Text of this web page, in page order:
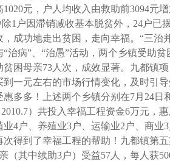
1020元，户人均收入由救助前3094元增
除1 户因滞销减收基本脱贫外， 24户已
，成功地走出贫困，走向幸福。“三
“治病”、“治愚”活动，两个乡镇受助
贫困母亲73 人次，成效显著。九都镇
到一元左右的市场行情变化，及时引
惠多多！上述两个乡镇分别在7月 24日
2010.7）共投入幸福工程资金6万元，惠
业4户、养殖业3户、运输业2 户、商业3
次得到了幸福工程的帮助！九都镇第
（其中续助3户）受益57 人，每人获